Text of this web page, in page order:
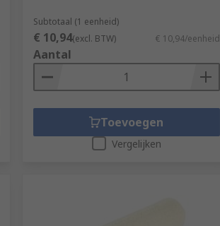
Subtotaal (1 eenheid)
€ 10,94(excl. BTW) € 10,94/eenheid
Aantal
Toevoegen
Vergelijken